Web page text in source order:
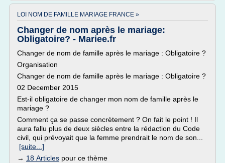
LOI NOM DE FAMILLE MARIAGE FRANCE »
Changer de nom après le mariage:
Obligatoire? - Mariee.fr
Changer de nom de famille après le mariage : Obligatoire ?
Organisation
Changer de nom de famille après le mariage : Obligatoire ?
02 December 2015
Est-il obligatoire de changer mon nom de famille après le
mariage ?
Comment ça se passe concrètement ? On fait le point ! Il
aura fallu plus de deux siècles entre la rédaction du Code
civil, qui prévoyait que la femme prendrait le nom de son...
[suite...]
→ 18 Articles pour ce thème